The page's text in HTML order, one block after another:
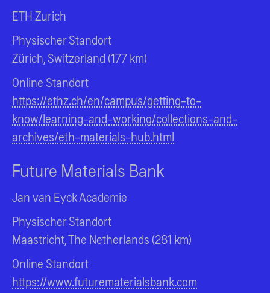
ETH Zurich
Physischer Standort
Zürich, Switzerland (177 km)
Online Standort
https://ethz.ch/en/campus/getting-to-
know/learning-and-working/collections-and-
archives/eth-materials-hub.html
Future Materials Bank
Jan van Eyck Academie
Physischer Standort
Maastricht, The Netherlands (281 km)
Online Standort
https://www.futurematerialsbank.com